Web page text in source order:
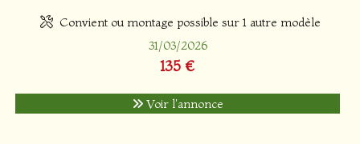
Convient ou montage possible sur 1 autre modèle
31/03/2026
135 €
Voir l'annonce